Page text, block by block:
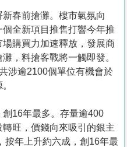
新春前搶灘。樓市氣氛向
全新項目推售打響今年推
購買力加速釋放，發展商
，料搶客戰將一觸即發。
涉逾2100個單位有機會於
創16年最多。存量逾400
旺，價錢向來吸引的銀主
按年上升約六成，創16年最